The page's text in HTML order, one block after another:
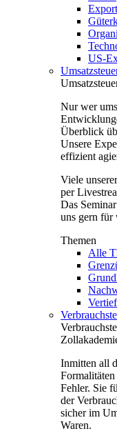
US-
Nur wer
Überblick
Unsere
effizient
Viele
per
Das
uns gern für
Themen
Alle
Inmitten all
Formalitäten
Fehler. Sie
der
sicher im
Waren.